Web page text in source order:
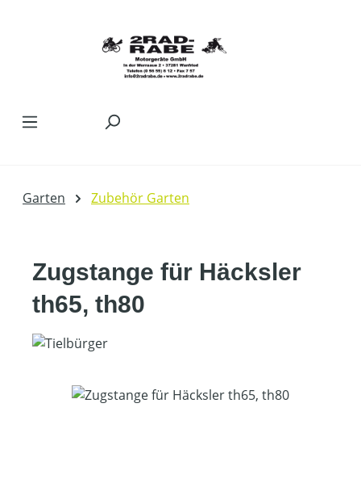
Garten Zubehör Garten
Zugstange für Häcksler
th65, th80
Bildergalerie überspringen